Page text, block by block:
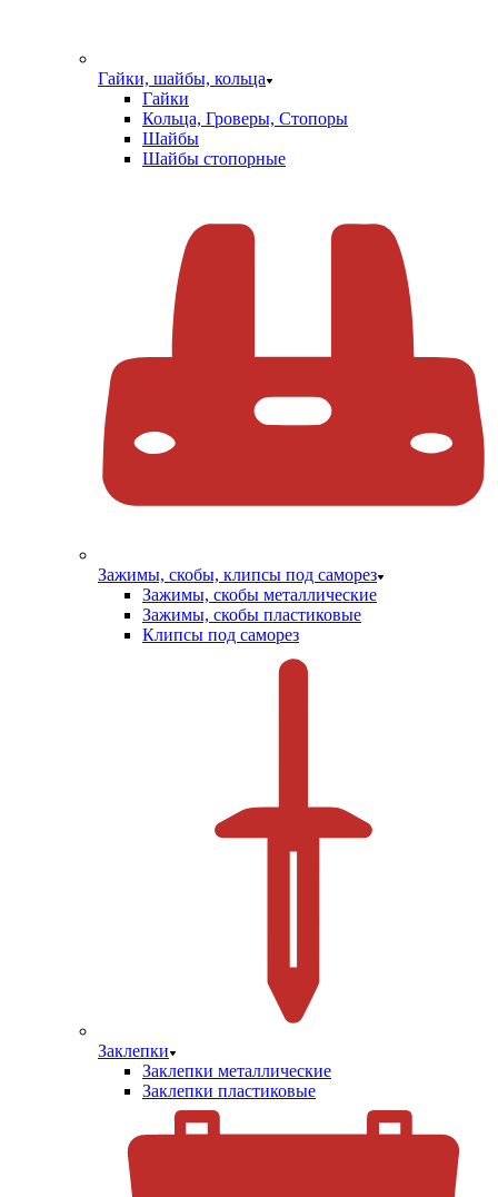
Гайки, шайбы, кольца
Гайки
Кольца, Гроверы, Стопоры
Шайбы
Шайбы стопорные
Зажимы, скобы, клипсы под саморез
Зажимы, скобы металлические
Зажимы, скобы пластиковые
Клипсы под саморез
Заклепки
Заклепки металлические
Заклепки пластиковые